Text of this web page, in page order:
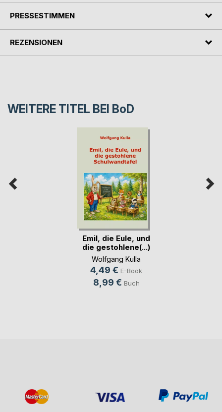
PRESSESTIMMEN
REZENSIONEN
WEITERE TITEL BEI BoD
Emil, die Eule, und
die gestohlene(...)
Wolfgang Kulla
4,49 € E-Book
8,99 € Buch